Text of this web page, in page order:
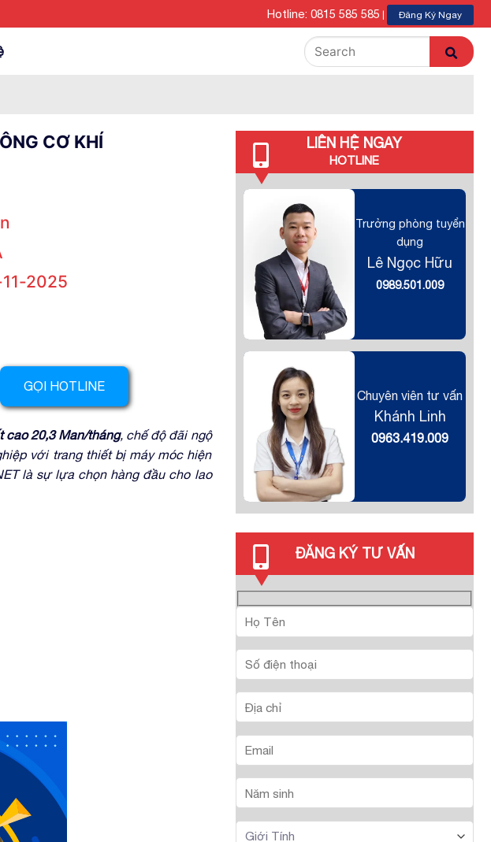
Hotline: 0815 585 585 Đăng Ký Ngay
CƠ KHÍ
2025
GỌI HOTLINE
20,3 Man/tháng, chế độ đãi ngộ
với trang thiết bị máy móc hiện
là sự lựa chọn hàng đầu cho lao
LIÊN HỆ NGAY
HOTLINE
Trưởng phòng tuyển
dụng
Lê Ngọc Hữu
0989.501.009
Chuyên viên tư vấn
Khánh Linh
0963.419.009
ĐĂNG KÝ TƯ VẤN